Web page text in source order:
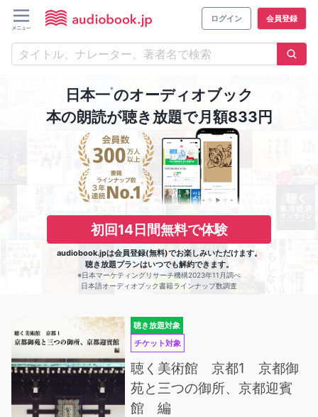
ログイン 会員登録
日本一※のオーディオブック
本の朗読が聴き放題で月額833円
初回14日間無料で体験
audiobook.jpは会員登録(無料)でお楽しみいただけます。
聴き放題プランはいつでも解約できます。
※日本マーケティングリサーチ機構2023年11月調べ
日本語オーディオブック書籍ラインナップ数調査
聴き放題対象
チケット対象
聴く美術館 京都1 京都御
苑と三つの御所、京都迎賓
館 編